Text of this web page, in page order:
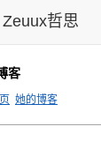
Zeuux哲思
客
她的博客